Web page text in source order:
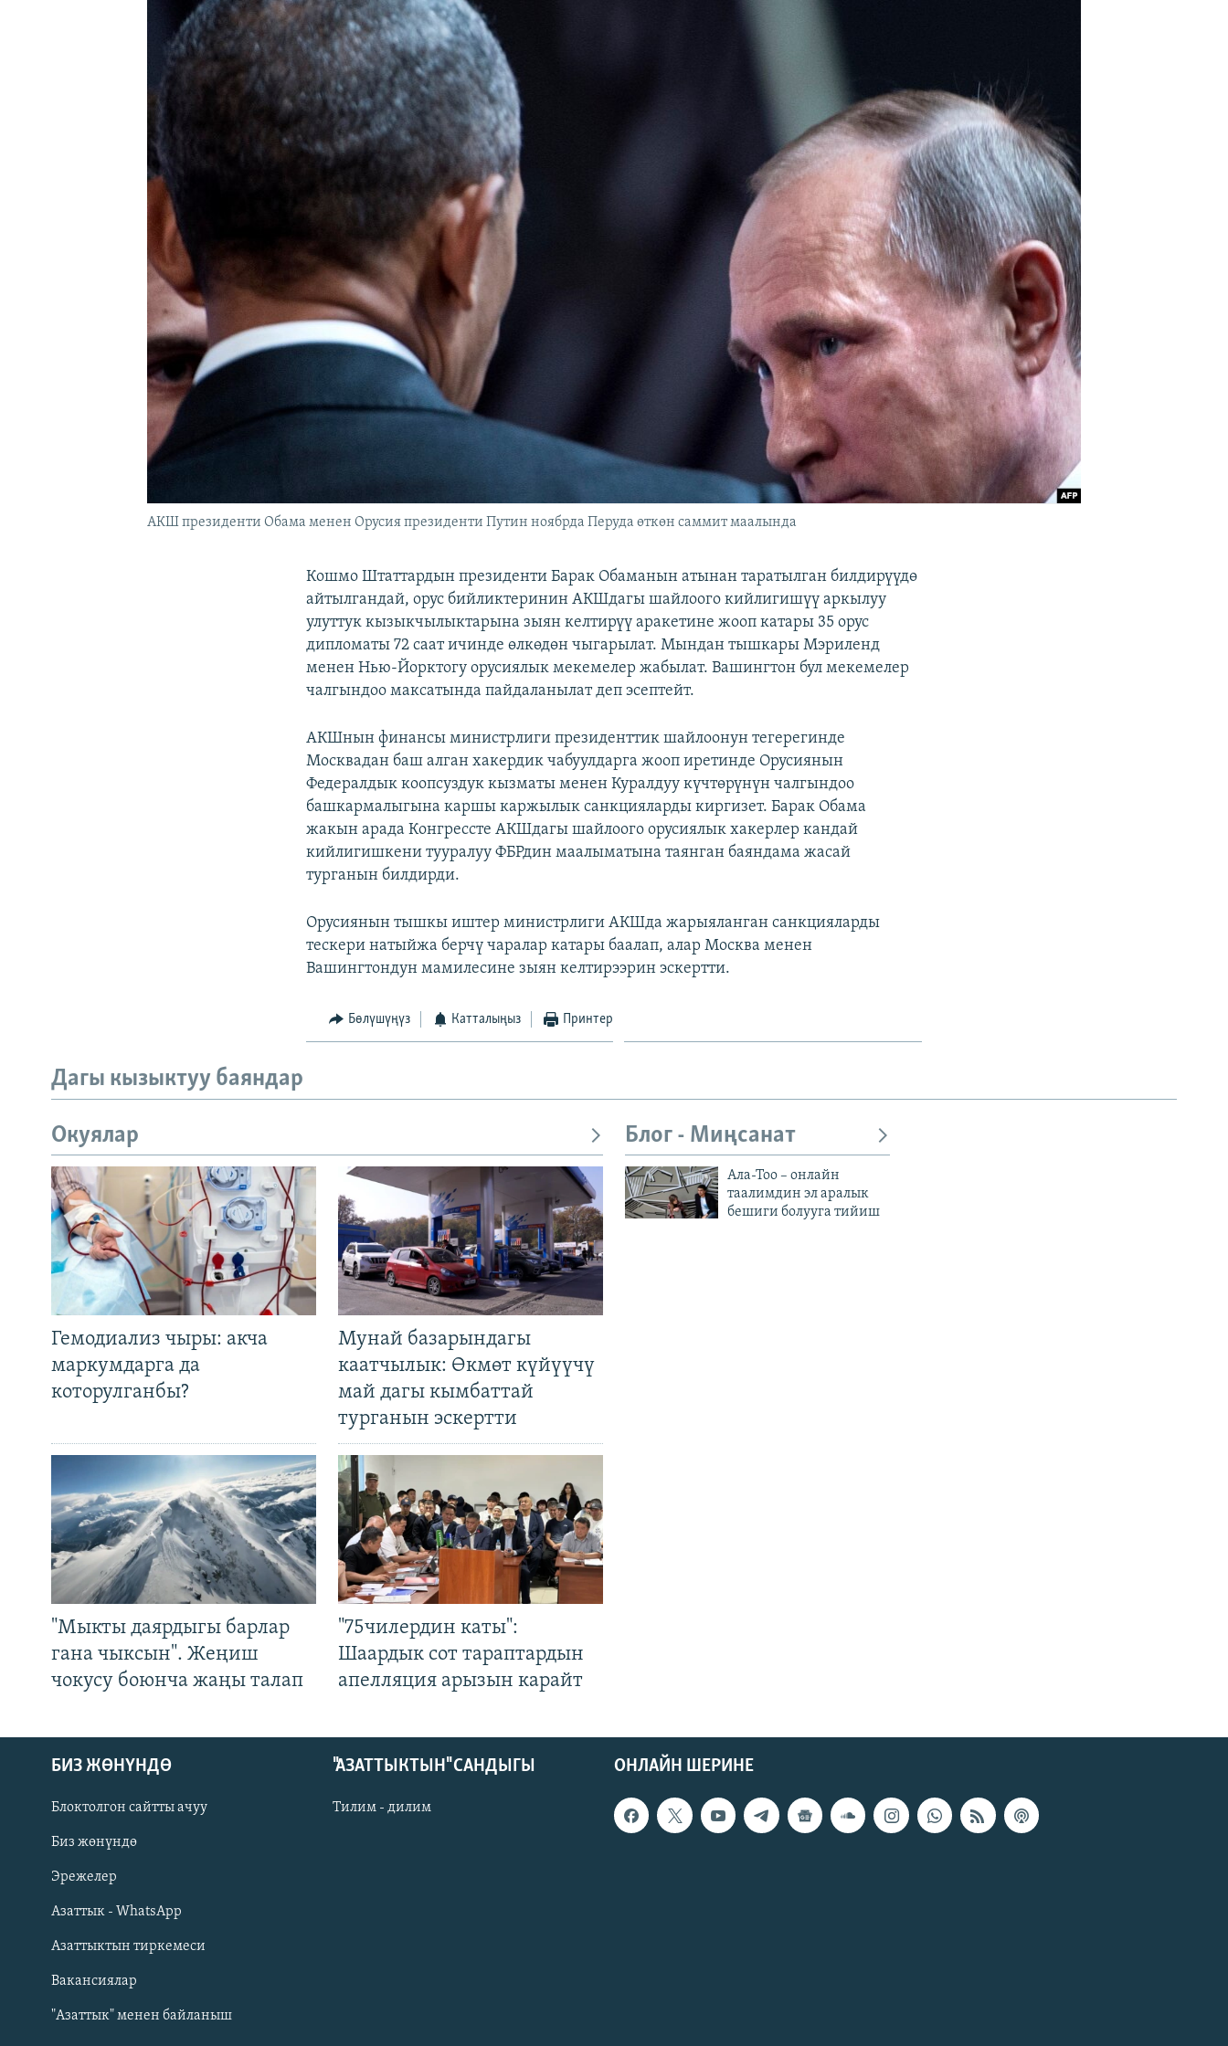
Русский
ОНЛАЙН ШЕРИНЕ
АКШ президенти Обама менен Орусия президенти Путин ноябрда Перуда өткөн саммит маалында
Кошмо Штаттардын президенти Барак Обаманын атынан таратылган билдирүүдө
айтылгандай, орус бийликтеринин АКШдагы шайлоого кийлигишүү аркылуу
улуттук кызыкчылыктарына зыян келтирүү аракетине жооп катары 35 орус
дипломаты 72 саат ичинде өлкөдөн чыгарылат. Мындан тышкары Мэриленд
менен Нью-Йорктогу орусиялык мекемелер жабылат. Вашингтон бул мекемелер
чалгындоо максатында пайдаланылат деп эсептейт.
АКШнын финансы министрлиги президенттик шайлоонун тегерегинде
Москвадан баш алган хакердик чабуулдарга жооп иретинде Орусиянын
Федералдык коопсуздук кызматы менен Куралдуу күчтөрүнүн чалгындоо
башкармалыгына каршы каржылык санкцияларды киргизет. Барак Обама
жакын арада Конгрессте АКШдагы шайлоого орусиялык хакерлер кандай
кийлигишкени тууралуу ФБРдин маалыматына таянган баяндама жасай
турганын билдирди.
Орусиянын тышкы иштер министрлиги АКШда жарыяланган санкцияларды
тескери натыйжа берчү чаралар катары баалап, алар Москва менен
Вашингтондун мамилесине зыян келтирээрин эскертти.
Бөлүшүңүз Катталыңыз Принтер
Дагы кызыктуу баяндар
Окуялар
Гемодиализ чыры: акча
маркумдарга да
которулганбы?
Мунай базарындагы
каатчылык: Өкмөт күйүүчү
май дагы кымбаттай
турганын эскертти
"Мыкты даярдыгы барлар
гана чыксын". Жеңиш
чокусу боюнча жаңы талап
"75чилердин каты":
Шаардык сот тараптардын
апелляция арызын карайт
Блог - Миңсанат
Ала-Тоо – онлайн
таалимдин эл аралык
бешиги болууга тийиш
ОНЛАЙН ШЕРИНЕ
БИЗ ЖӨНҮНДӨ
Блоктолгон сайтты ачуу
Биз жөнүндө
Эрежелер
Азаттык - WhatsApp
Азаттыктын тиркемеси
Вакансиялар
"Азаттык" менен байланыш
"АЗАТТЫКТЫН" САНДЫГЫ
Тилим - дилим